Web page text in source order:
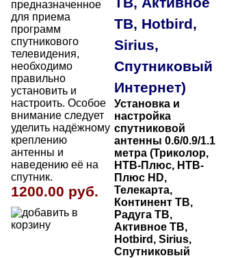
предназначенное
для приема
программ
спутникового
телевидения,
необходимо
правильно
установить и
настроить. Особое
внимание следует
уделить надёжному
креплению
антенны и
наведению её на
спутник.
1200.00 руб.
ТВ, Hotbird,
Sirius,
Спутниковый
Интернет)
Установка и
настройка
спутниковой
антенны 0.6/0.9/1.1
метра (Триколор,
НТВ-Плюс, НТВ-
Плюс HD,
Телекарта,
Континент ТВ,
Радуга ТВ,
Активное ТВ,
Hotbird, Sirius,
Спутниковый